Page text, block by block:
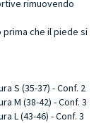
rimuovendo
che il piede si
S (35-37) - Conf. 2
M (38-42) - Conf. 3
L (43-46) - Conf. 3